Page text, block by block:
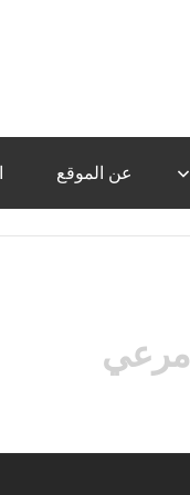
عن الموقع
مرعي